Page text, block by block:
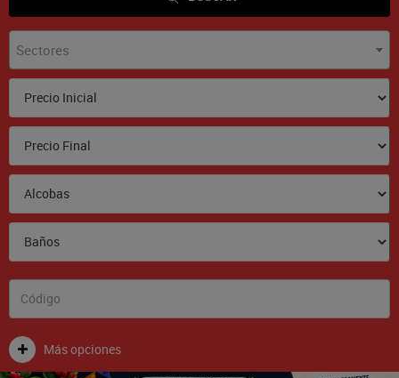
Sectores
Más opciones